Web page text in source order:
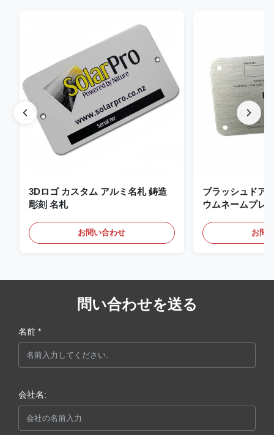
3Dロゴ カスタム アルミ名札 鋳造
彫刻 名札
お問い合わせ
ブラッシュドア
ウムネームプレ
お問
問い合わせを送る
名前 *
会社名: